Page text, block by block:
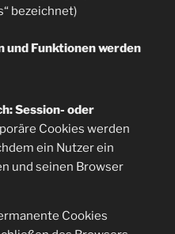
bezeichnet)
und Funktionen werden
Session- oder
Cookies werden
ein Nutzer ein
und seinen Browser
Cookies